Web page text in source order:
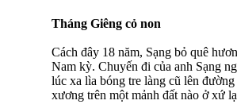
Tháng Giêng cỏ non
Cách đây 18 năm, Sạng bỏ quê
Nam kỳ. Chuyến đi của anh Sạng
lúc xa lìa bóng tre làng cũ lên
xương trên một mảnh đất nào ở xứ